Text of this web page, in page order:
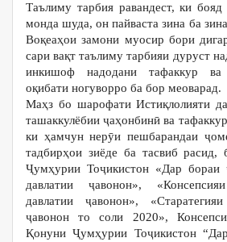
Таълиму тарбия равандест, ки
монда шуда, он пайваста зина ба
Воқеаҳои замони муосир бори
сари вақт таълиму тарбияи дуруст
инкишоф надодани тафаккур
оқибати ногуворро ба бор меоварад.
Маҳз бо шарофати Истиқлолияти
ташаккулёбии ҷаҳонбинӣ ва
ки ҳамчун нерӯи пешбарандаи
тадбирҳои зиёде ба тасвиб
Ҷумҳурии Тоҷикистон «Дар бораи
давлатии ҷавонон»,
давлатии ҷавонон»,
ҷавонон то соли 2020»,
Қонуни Ҷумҳурии Тоҷикистон